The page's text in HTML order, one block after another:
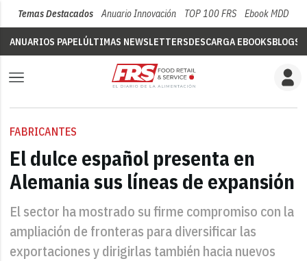
Temas Destacados Anuario Innovación TOP 100 FRS Ebook MDD
ANUARIOS PAPELÚLTIMAS NEWSLETTERSDESCARGA EBOOKSBLOGS
FABRICANTES
El dulce español presenta en
Alemania sus líneas de expansión
El sector ha mostrado su firme compromiso con la
ampliación de fronteras para diversificar las
exportaciones y dirigirlas también hacia nuevos